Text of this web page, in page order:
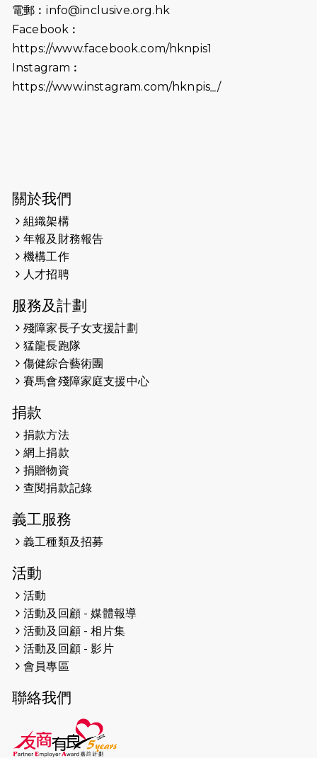
2025-06-09
《猛龍傳之誰怕誰》電影欣賞 - 感謝
生，GBS，JP出席
2025-06-06
《為你喝采陳百強歌迷會》慷慨贊助
38張門票欣賞香港中樂團 X 陳百強 —
2025-03-21
2025-02-20
2025-02-06
馬拉松與猛龍國際共融大使Lukas
2024-12-31
2024-12-10
2024-11-17
2024-10-30
連續第七年獲得 #香港中小型企業總
商會「#友商有良」嘉許計劃的嘉許
2024-09-30
障等人士入場試玩
電郵︰info@inclusive.org.hk
Facebook︰
https://www.facebook.com/hknpis1
Instagram︰
https://www.instagram.com/hknpis_/
關於我們
組織架構
年報及財務報告
機構工作
人才招聘
服務及計劃
殘障家長子女支援計劃
猛龍長跑隊
傷健綜合藝術團
賽馬會殘障家庭支援中心
捐款
捐款方法
網上捐款
捐贈物資
查閱捐款記錄
義工服務
義工種類及招募
活動
活動
活動及回顧 - 媒體報導
活動及回顧 - 相片集
活動及回顧 - 影片
會員專區
聯絡我們